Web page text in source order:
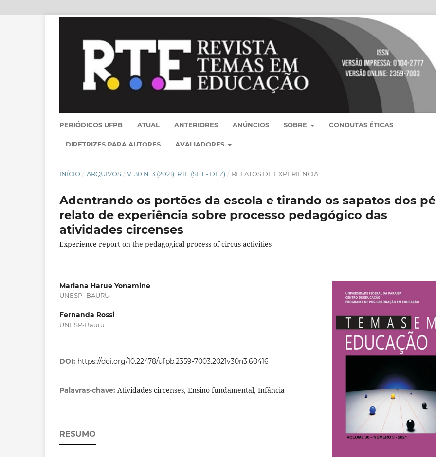
PERIÓDICOS UFPB ATUAL ANTERIORES ANÚNCIOS SOBRE CONDUTAS ÉTICAS
DIRETRIZES PARA AUTORES AVALIADORES
INÍCIO / ARQUIVOS / V. 30 N. 3 (2021): RTE (SET - DEZ) / RELATOS DE EXPERIÊNCIA
Adentrando os portões da escola e tirando os sapatos dos
relato de experiência sobre processo pedagógico das
atividades circenses
Experience report on the pedagogical process of circus activities
Mariana Harue Yonamine
UNESP- BAURU
Fernanda Rossi
UNESP-Bauru
DOI: https://doi.org/10.22478/ufpb.2359-7003.2021v30n3.60416
Palavras-chave: Atividades circenses, Ensino fundamental, Infância
RESUMO